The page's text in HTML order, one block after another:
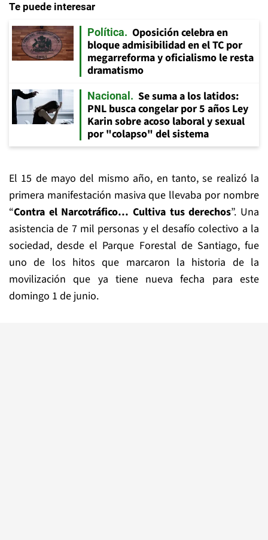
Te puede interesar
Política
Oposición celebra en
bloque admisibilidad en el TC por
megarreforma y oficialismo le resta
dramatismo
Nacional
Se suma a los latidos:
PNL busca congelar por 5 años Ley
Karin sobre acoso laboral y sexual
por "colapso" del sistema
El 15 de mayo del mismo año, en tanto, se realizó la
primera manifestación masiva que llevaba por nombre
“Contra el Narcotráfico… Cultiva tus derechos”. Una
asistencia de 7 mil personas y el desafío colectivo a la
sociedad, desde el Parque Forestal de Santiago, fue
uno de los hitos que marcaron la historia de la
movilización que ya tiene nueva fecha para este
domingo 1 de junio.